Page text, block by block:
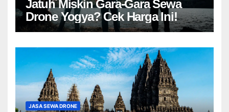
Jatuh Miskin Gara-Gara Sewa
Drone Yogya? Cek Harga Ini!
JASA SEWA DRONE